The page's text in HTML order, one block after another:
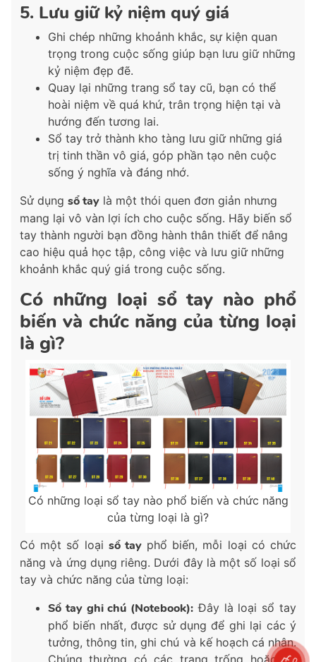
5. Lưu giữ kỷ niệm quý giá
Ghi chép những khoảnh khắc, sự kiện quan
trọng trong cuộc sống giúp bạn lưu giữ những
kỷ niệm đẹp đẽ.
Quay lại những trang sổ tay cũ, bạn có thể
hoài niệm về quá khứ, trân trọng hiện tại và
hướng đến tương lai.
Sổ tay trở thành kho tàng lưu giữ những giá
trị tinh thần vô giá, góp phần tạo nên cuộc
sống ý nghĩa và đáng nhớ.
Sử dụng sổ tay là một thói quen đơn giản nhưng
mang lại vô vàn lợi ích cho cuộc sống. Hãy biến sổ
tay thành người bạn đồng hành thân thiết để nâng
cao hiệu quả học tập, công việc và lưu giữ những
khoảnh khắc quý giá trong cuộc sống.
Có những loại sổ tay nào phổ
biến và chức năng của từng loại
là gì?
Có những loại sổ tay nào phổ biến và chức năng
của từng loại là gì?
Có một số loại sổ tayphổ biến, mỗi loại có chức
năng và ứng dụng riêng. Dưới đây là một số loại sổ
tay và chức năng của từng loại:
Sổ tay ghi chú (Notebook): Đây là loại sổ tay
phổ biến nhất, được sử dụng để ghi lại các ý
tưởng, thông tin, ghi chú và kế hoạch cá nhân.
Chúng thường có các trang trống hoặc có
0